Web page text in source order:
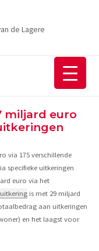
de Lagere
miljard euro
via 175 verschillende
specifieke uitkeringen
euro via het
is met 29 miljard
aan uitkeringen
en het laagst voor